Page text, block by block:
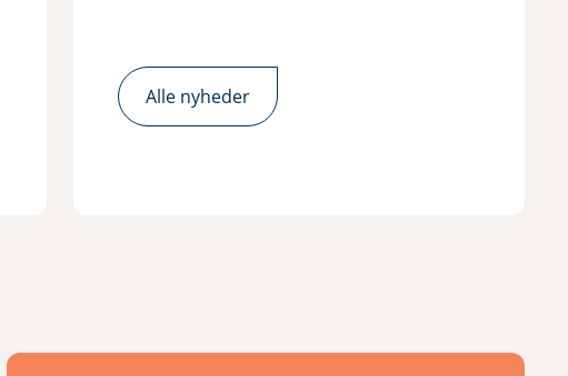
Alle nyheder